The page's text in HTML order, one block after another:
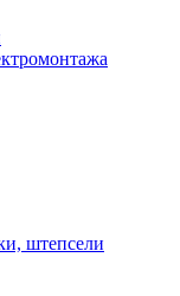
штепсели